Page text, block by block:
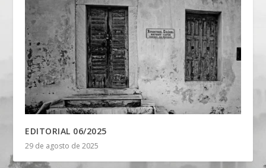
EDITORIAL 06/2025
29 de agosto de 2025